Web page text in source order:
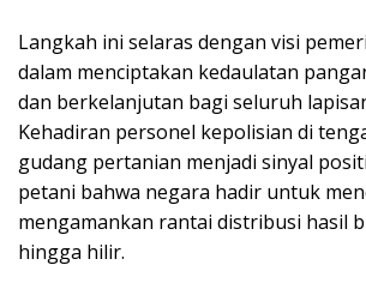
Langkah ini selaras dengan visi
dalam menciptakan kedaulatan
dan berkelanjutan bagi seluruh
Kehadiran personel kepolisian di
gudang pertanian menjadi sinyal
petani bahwa negara hadir untuk
mengamankan rantai distribusi hasil
hingga hilir.